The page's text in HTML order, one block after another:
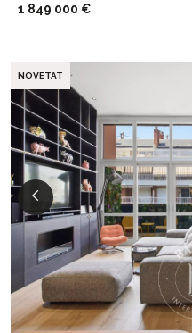
1 849 000 €
NOVETAT